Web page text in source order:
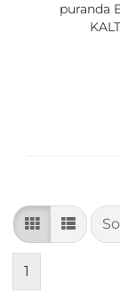
puranda
1